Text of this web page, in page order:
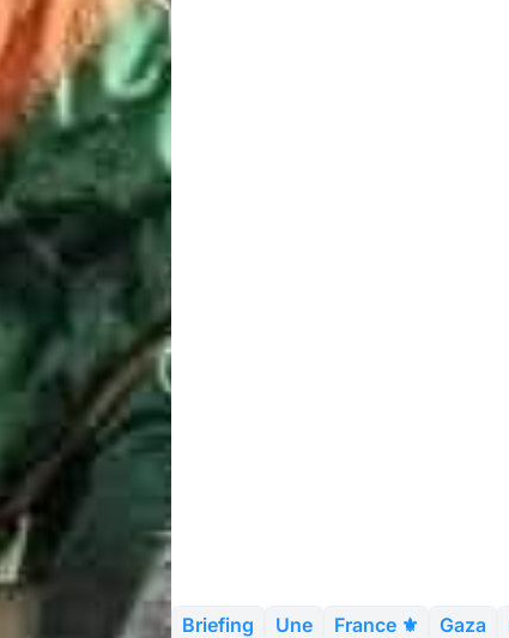
Briefing Une France ⚜️ Gaza